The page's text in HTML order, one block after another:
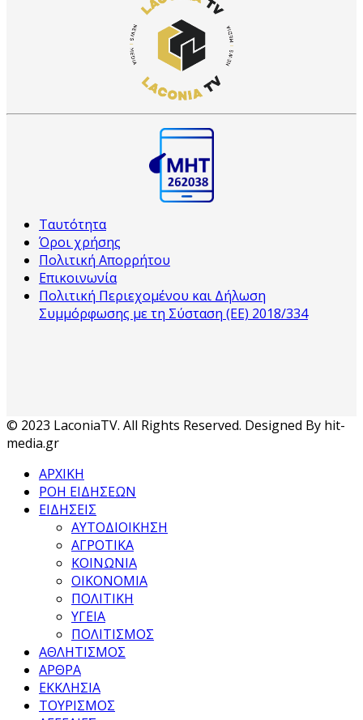
Ταυτότητα
Όροι χρήσης
Πολιτική Απορρήτου
Επικοινωνία
Πολιτική Περιεχομένου και Δήλωση
Συμμόρφωσης με τη Σύσταση (ΕΕ) 2018/334
© 2023 LaconiaTV. All Rights Reserved. Designed By hit-
media.gr
ΑΡΧΙΚΗ
ΡΟΗ ΕΙΔΗΣΕΩΝ
ΕΙΔΗΣΕΙΣ
ΑΥΤΟΔΙΟΙΚΗΣΗ
ΑΓΡΟΤΙΚΑ
ΚΟΙΝΩΝΙΑ
ΟΙΚΟΝΟΜΙΑ
ΠΟΛΙΤΙΚΗ
ΥΓΕΙΑ
ΠΟΛΙΤΙΣΜΟΣ
ΑΘΛΗΤΙΣΜΟΣ
ΑΡΘΡΑ
ΕΚΚΛΗΣΙΑ
ΤΟΥΡΙΣΜΟΣ